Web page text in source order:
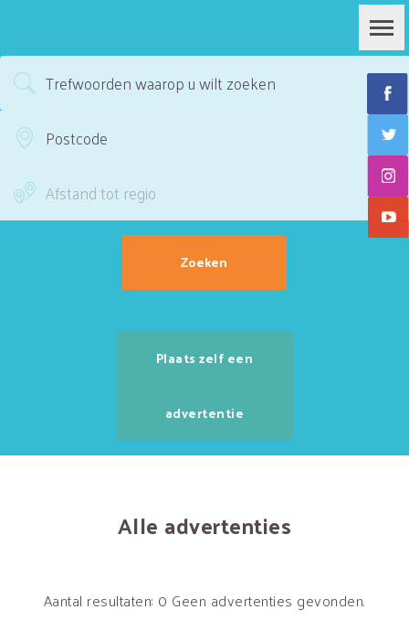
Plaats zelf een
advertentie
Alle advertenties
Aantal resultaten: 0 Geen advertenties gevonden.